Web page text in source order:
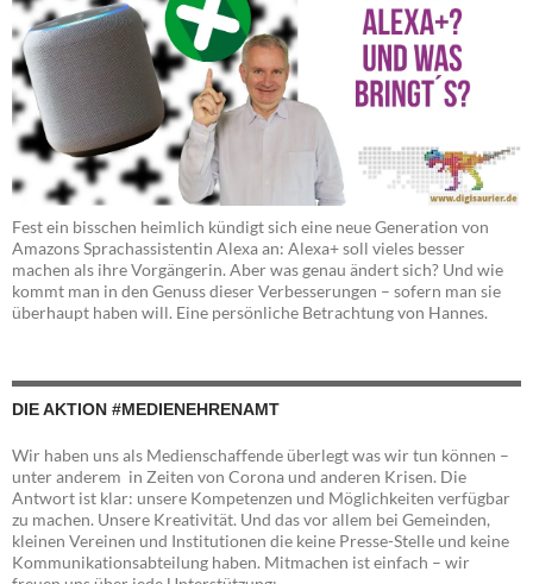
Fest ein bisschen heimlich kündigt sich eine neue Generation von
Amazons Sprachassistentin Alexa an: Alexa+ soll vieles besser
machen als ihre Vorgängerin. Aber was genau ändert sich? Und wie
kommt man in den Genuss dieser Verbesserungen – sofern man sie
überhaupt haben will. Eine persönliche Betrachtung von Hannes.
DIE AKTION #MEDIENEHRENAMT
Wir haben uns als Medienschaffende überlegt was wir tun können –
unter anderem in Zeiten von Corona und anderen Krisen. Die
Antwort ist klar: unsere Kompetenzen und Möglichkeiten verfügbar
zu machen. Unsere Kreativität. Und das vor allem bei Gemeinden,
kleinen Vereinen und Institutionen die keine Presse-Stelle und keine
Kommunikationsabteilung haben. Mitmachen ist einfach – wir